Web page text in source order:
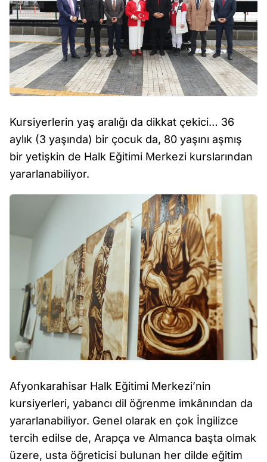
Kursiyerlerin yaş aralığı da dikkat çekici… 36
aylık (3 yaşında) bir çocuk da, 80 yaşını aşmış
bir yetişkin de Halk Eğitimi Merkezi kurslarından
yararlanabiliyor.
Afyonkarahisar Halk Eğitimi Merkezi’nin
kursiyerleri, yabancı dil öğrenme imkânından da
yararlanabiliyor. Genel olarak en çok İngilizce
tercih edilse de, Arapça ve Almanca başta olmak
üzere, usta öğreticisi bulunan her dilde eğitim